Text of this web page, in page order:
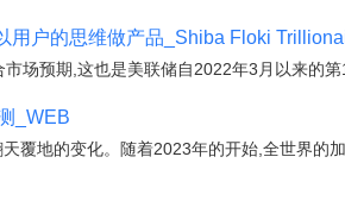
用户的思维做产品_Shiba Floki
场预期,这也是美联储自2022年3月以来的第
_WEB
覆地的变化。随着2023年的开始,全世界的